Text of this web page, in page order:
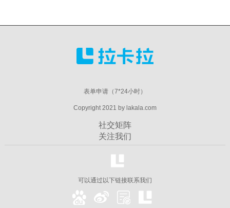
表单申请（7*24小时）
Copyright 2021 by lakala.com
社交矩阵
关注我们
可以通过以下链接联系我们